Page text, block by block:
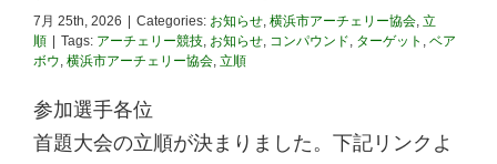
7月 25th, 2026 Categories: お知らせ, 横浜市アーチェリー協会, 立
順
Tags: アーチェリー競技, お知らせ, コンパウンド, ターゲット , ベア
ボウ, 横浜市アーチェリー協会, 立順
参加選手各位
首題大会の立順が決まりました。下記リンクよ